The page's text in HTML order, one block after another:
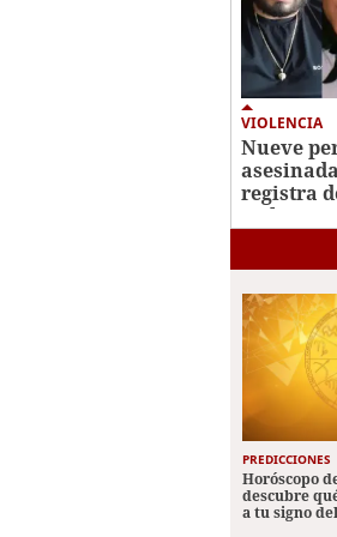
VIOLENCIA
Nueve
registra
en los
PREDICCIONES
Horóscopo
descubre
a tu signo